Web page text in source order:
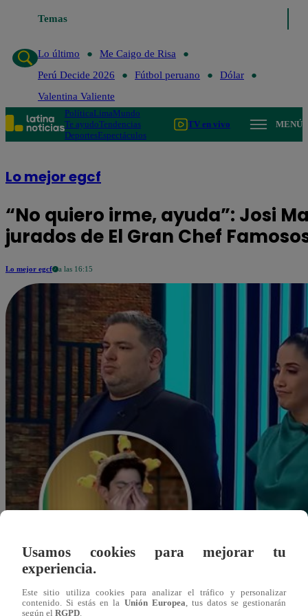
TemasLo último
Lo último
Me Caigo de Risa
Perú Decide 2026
Fútbol peruano
Dólar
Valentina Valiente
PolíticaLimaMundo
Te ayudoTendencias
DeportesEspectáculos
TV en vivo MENÚ
Lo mejor egcf
“No quiero irme, ayuda”: Josi
jurados de El Gran Chef
Lo mejor egcf a las 16:15
grodriguez@latina.pe
Usamos cookies para mejorar tu
experiencia.
Este sitio utiliza cookies para analizar el tráfico y personalizar
contenido. Si estás en la Unión Europea, tus datos se gestionarán
según el RGPD.